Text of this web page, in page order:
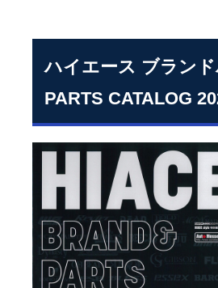
ハイエース ブラン
PARTS CATALOG